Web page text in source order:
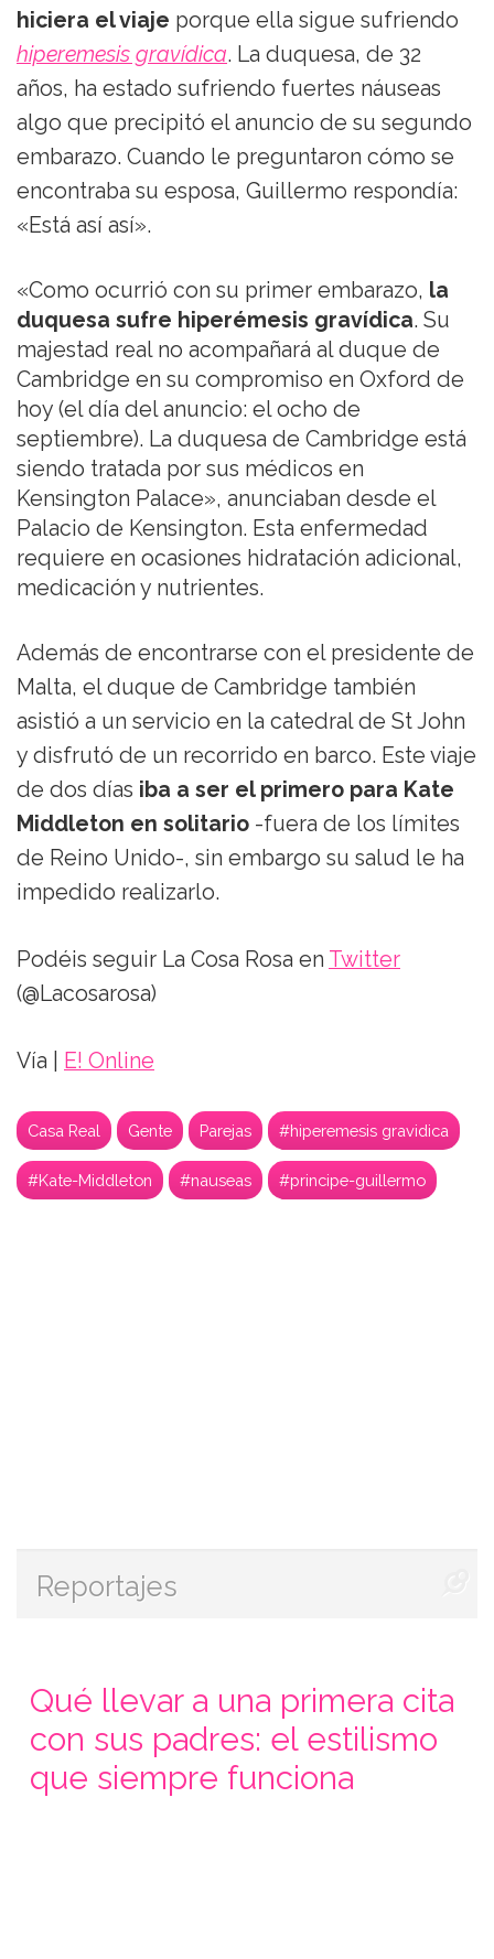
hiciera el viaje porque ella sigue sufriendo
hiperemesis gravídica. La duquesa, de 32
años, ha estado sufriendo fuertes náuseas
algo que precipitó el anuncio de su segundo
embarazo. Cuando le preguntaron cómo se
encontraba su esposa, Guillermo respondía:
«Está así así».
«Como ocurrió con su primer embarazo, la
duquesa sufre hiperémesis gravídica. Su
majestad real no acompañará al duque de
Cambridge en su compromiso en Oxford de
hoy (el día del anuncio: el ocho de
septiembre). La duquesa de Cambridge está
siendo tratada por sus médicos en
Kensington Palace», anunciaban desde el
Palacio de Kensington. Esta enfermedad
requiere en ocasiones hidratación adicional,
medicación y nutrientes.
Además de encontrarse con el presidente de
Malta, el duque de Cambridge también
asistió a un servicio en la catedral de St John
y disfrutó de un recorrido en barco. Este viaje
de dos días iba a ser el primero para Kate
Middleton en solitario -fuera de los límites
de Reino Unido-, sin embargo su salud le ha
impedido realizarlo.
Podéis seguir La Cosa Rosa en Twitter
(@Lacosarosa)
Vía | E! Online
Casa Real Gente Parejas #hiperemesis gravidica
#Kate-Middleton #nauseas #principe-guillermo
Reportajes
Qué llevar a una primera cita
con sus padres: el estilismo
que siempre funciona